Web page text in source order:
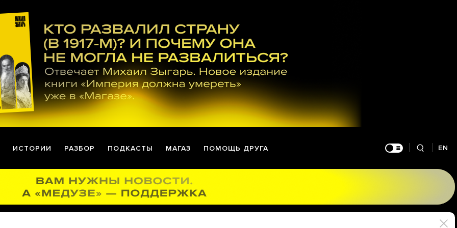
ИСТОРИИ РАЗБОР ПОДКАСТЫ МАГАЗ ПОМОЩЬ ДРУГА EN